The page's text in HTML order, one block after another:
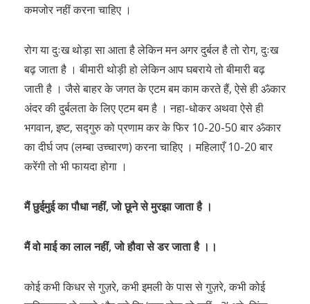
कमजोर नहीं करना चाहिए ।
रोग या दुःख थोड़ा सा आता है लेकिन मन अगर दुर्बल है तो रोग, दुःख
बढ़ जाता है । बीमारी थोड़ी हो लेकिन आप घबराये तो बीमारी बढ़
जाती है । जैसे बाहर के जगत के एटम बम काम करते हैं, ऐसे ही ॐकार
अंदर की दुर्बलता के लिए एटम बम है । नहा-धोकर अथवा ऐसे ही
भगवान, इष्ट, सद्गुरु को प्रणाम कर के फिर 10-20-50 बार ॐकार
का दीर्घ जप (लम्बा उच्चारण) करना चाहिए । महिलाएँ 10-20 बार
करेंगी तो भी फायदा होगा ।
मैं छुईमुई का पौधा नहीं, जो छूने से मुरझा जाता है ।
मैं वो माई का लाल नहीं, जो हौवा से डर जाता है ।।
कोई कभी किधर से गुज़रे, कभी इमली के पास से गुज़रे, कभी कोई